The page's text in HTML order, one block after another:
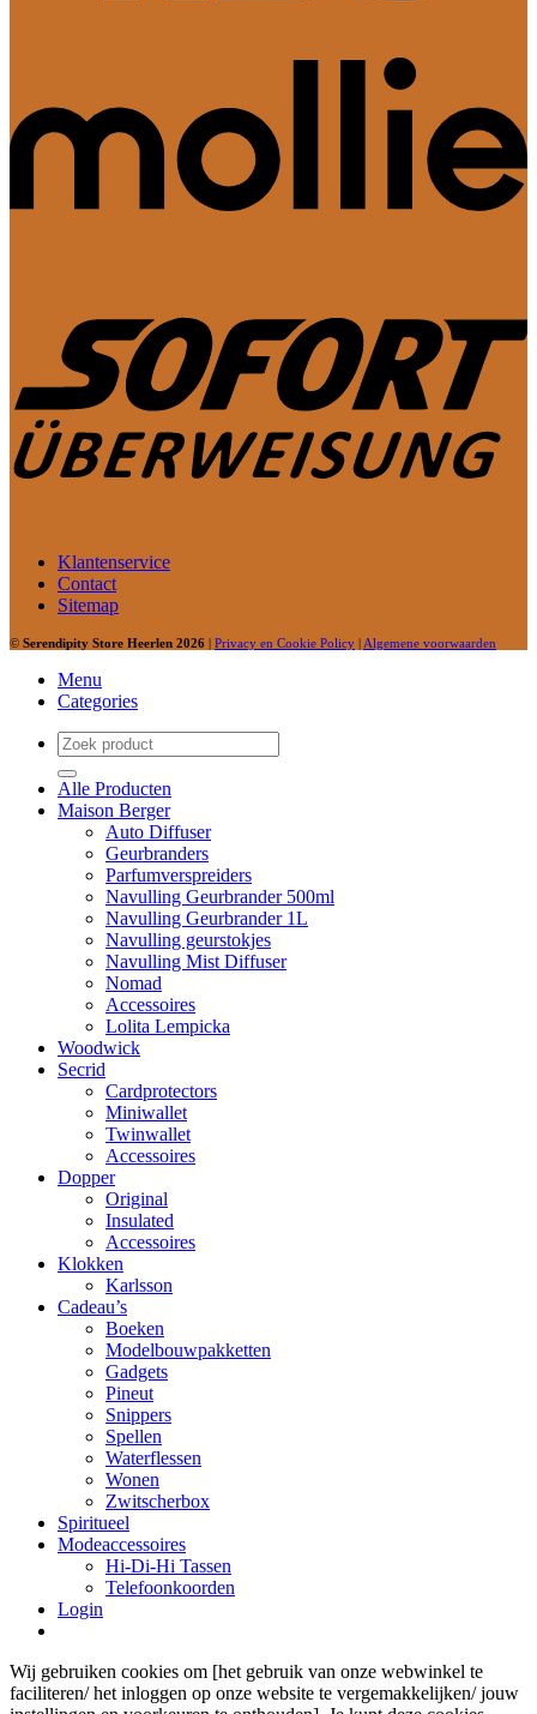
Klantenservice
Contact
Sitemap
© Serendipity Store Heerlen 2026 | Privacy en Cookie Policy | Algemene voorwaarden
Menu
Categories
Zoeken
naar:
Alle Producten
Maison Berger
Auto Diffuser
Geurbranders
Parfumverspreiders
Navulling Geurbrander 500ml
Navulling Geurbrander 1L
Navulling geurstokjes
Navulling Mist Diffuser
Nomad
Accessoires
Lolita Lempicka
Woodwick
Secrid
Cardprotectors
Miniwallet
Twinwallet
Accessoires
Dopper
Original
Insulated
Accessoires
Klokken
Karlsson
Cadeau’s
Boeken
Modelbouwpakketten
Gadgets
Pineut
Snippers
Spellen
Waterflessen
Wonen
Zwitscherbox
Spiritueel
Modeaccessoires
Hi-Di-Hi Tassen
Telefoonkoorden
Login
Wij gebruiken cookies om [het gebruik van onze webwinkel te
faciliteren/ het inloggen op onze website te vergemakkelijken/ jouw